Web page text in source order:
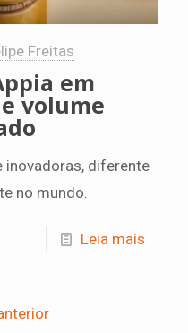
Freitas
em
volume
inovadoras, diferente
no mundo.
Leia mais